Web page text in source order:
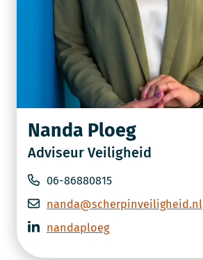
Nanda Ploeg
Adviseur Veiligheid
06-86880815
nanda@scherpinveiligheid.nl
nandaploeg